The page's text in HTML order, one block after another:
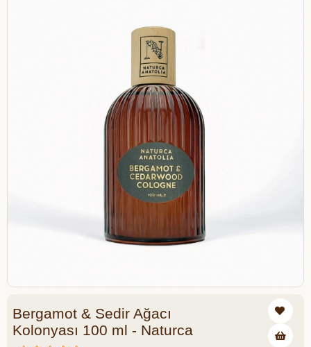
Bergamot & Sedir Ağacı
Kolonyası 100 ml - Naturca